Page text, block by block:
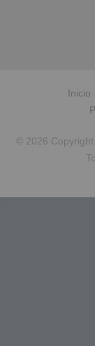
Inicio
© 2026